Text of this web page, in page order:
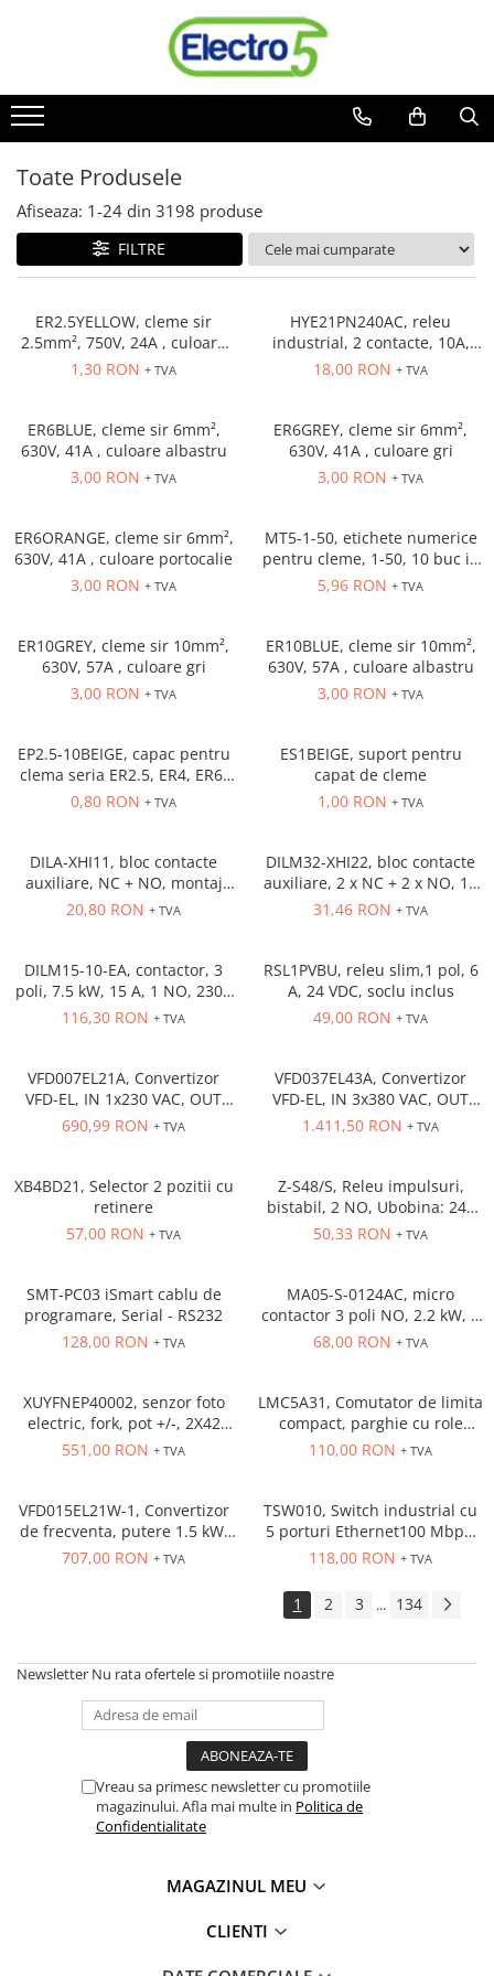
Sisteme de automatizare si control
Automate programabile
Seria DVP-Slim PLC-CPU
Seria DVP Motion-CPU
Seria compacta AS
Simatic S7
inteligente)
Seria iSMART IMO
Seria EASY EATON
Text Panel
Touch Panel / HMI
Solutii industriale Ethernet
Router si switch-uri industriale
Afisoare digitale
Convertizoare de frecventa
Delta Electronics
Schneider Electric
Rezistente franare
Accesorii generale
Servo-Motoare )
Soft Startere
Power meter
Regulatoare de temperatura si
Seria DTK
Seria DT3
Counter Timer Tahometru
Dispozitive comunicatie
Senzori capacitivi
Senzori de presiune
Senzori inductivi
Senzori magnetici-rezistivi
ATEX
Butoane Ex
Lampi EXIT Ex
Surse de alimentare
Modul Buffer
Module redundanta
Seria Chrome
Toate Produsele
Afiseaza: 1-24 din 3198 produse
FILTRE
ER2.5YELLOW, cleme sir
2.5mm², 750V, 24A , culoare
galbena
1,30 RON + TVA
HYE21PN240AC, releu
industrial, 2 contacte, 10A,
240 VAC
18,00 RON + TVA
ER6BLUE, cleme sir 6mm²,
630V, 41A , culoare albastru
3,00 RON + TVA
ER6GREY, cleme sir 6mm²,
630V, 41A , culoare gri
3,00 RON + TVA
ER6ORANGE, cleme sir 6mm²,
630V, 41A , culoare portocalie
3,00 RON + TVA
MT5-1-50, etichete numerice
pentru cleme, 1-50, 10 buc in
cutie
5,96 RON + TVA
ER10GREY, cleme sir 10mm²,
630V, 57A , culoare gri
3,00 RON + TVA
ER10BLUE, cleme sir 10mm²,
630V, 57A , culoare albastru
3,00 RON + TVA
EP2.5-10BEIGE, capac pentru
clema seria ER2.5, ER4, ER6,
ER10 Beige
0,80 RON + TVA
ES1BEIGE, suport pentru
capat de cleme
1,00 RON + TVA
DILA-XHI11, bloc contacte
auxiliare, NC + NO, montaj
frontal
20,80 RON + TVA
DILM32-XHI22, bloc contacte
auxiliare, 2 x NC + 2 x NO, 16
A, montaj frontal
31,46 RON + TVA
DILM15-10-EA, contactor, 3
poli, 7.5 kW, 15 A, 1 NO, 230V
AC
116,30 RON + TVA
RSL1PVBU, releu slim,1 pol, 6
A, 24 VDC, soclu inclus
49,00 RON + TVA
VFD007EL21A, Convertizor
VFD-EL, IN 1x230 VAC, OUT
3x230 VAC, 0.75 kW, 4.2 A,
inclus
690,99 RON + TVA
VFD037EL43A, Convertizor
VFD-EL, IN 3x380 VAC, OUT
3x380 VAC, 3.7kW, 8.2 A,
inclus
1.411,50 RON + TVA
XB4BD21, Selector 2 pozitii cu
retinere
57,00 RON + TVA
Z-S48/S, Releu impulsuri,
bistabil, 2 NO, Ubobina: 24V
DC, 48V AC, 16A
50,33 RON + TVA
SMT-PC03 iSmart cablu de
programare, Serial - RS232
128,00 RON + TVA
MA05-S-0124AC, micro
contactor 3 poli NO, 2.2 kW, 5
A, Aux Cont 1NC , bobina 24 V
68,00 RON + TVA
XUYFNEP40002, senzor foto
electric, fork, pot +/-, 2X42
mm, 12...24 VDC, M8
551,00 RON + TVA
LMC5A31, Comutator de limita
compact, parghie cu role
NO+NC, corp metalic cu
110,00 RON + TVA
VFD015EL21W-1, Convertizor
de frecventa, putere 1.5 kW,
7.5 A, IN: 1 x 230 VAC, OUT: 3
707,00 RON + TVA
TSW010, Switch industrial cu
5 porturi Ethernet100 Mbps,
montaj pe sina
118,00 RON + TVA
1 2 3 ... 134
Newsletter Nu rata ofertele si promotiile noastre
Vreau sa primesc newsletter cu promotiile
magazinului. Afla mai multe in Politica de
Confidentialitate
MAGAZINUL MEU
CLIENTI